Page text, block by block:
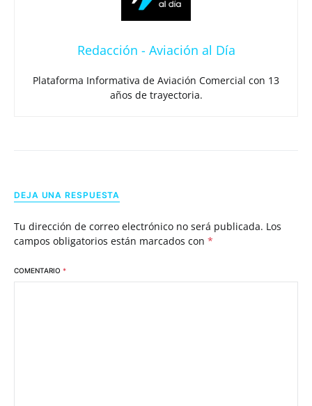
Redacción - Aviación al Día
Plataforma Informativa de Aviación Comercial con 13
años de trayectoria.
DEJA UNA RESPUESTA
Tu dirección de correo electrónico no será publicada. Los
campos obligatorios están marcados con *
COMENTARIO *